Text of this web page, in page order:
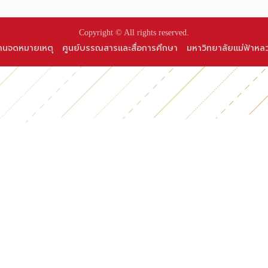
Copyright © All rights reserved.
นจดหมายเหตุ ศูนย์บรรณสารและสื่อการศึกษา มหาวิทยาลัยแม่ฟ้าหล